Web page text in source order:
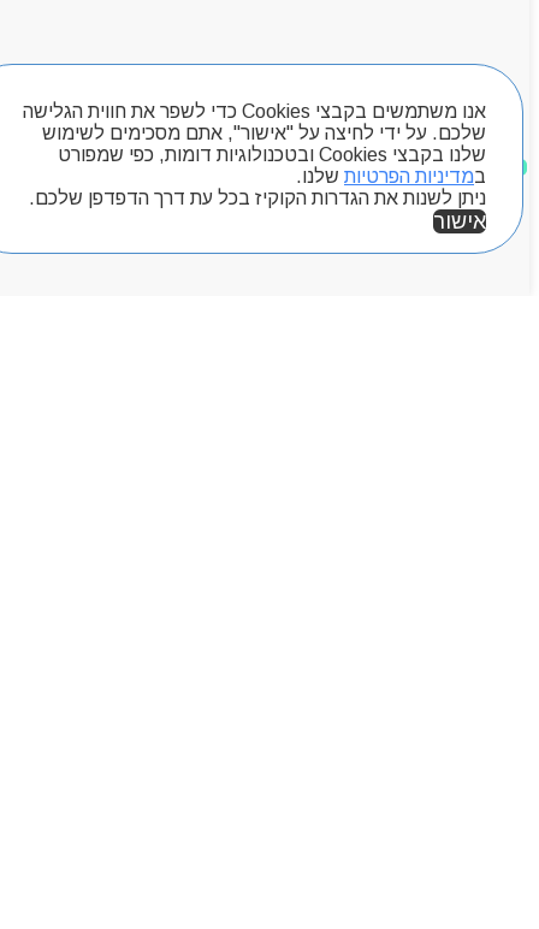
אנו משתמשים בקבצי Cookies כדי לשפר את חווית הגלישה
שלכם. על ידי לחיצה על "אישור", אתם מסכימים לשימוש
שלנו בקבצי Cookies ובטכנולוגיות דומות, כפי שמפורט
במדיניות הפרטיות שלנו.
ניתן לשנות את הגדרות הקוקיז בכל עת דרך הדפדפן שלכם.
אישור
חיפוש מוצרים
מוצרים שאהבתי
קטלוג מוצרים
המגזין
יצירת קשר
מותגים
Byou